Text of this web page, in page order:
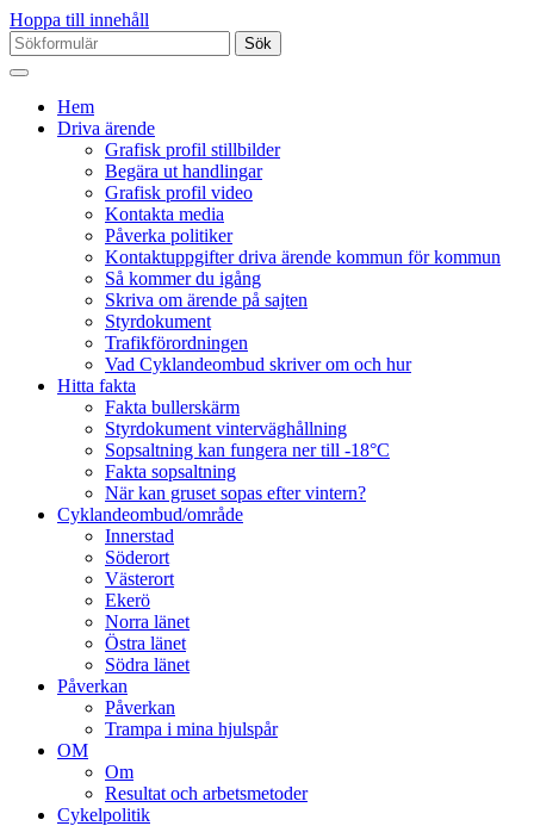
Hoppa till innehåll
Sök
efter:
Hem
Driva ärende
Grafisk profil stillbilder
Begära ut handlingar
Grafisk profil video
Kontakta media
Påverka politiker
Kontaktuppgifter driva ärende kommun för kommun
Så kommer du igång
Skriva om ärende på sajten
Styrdokument
Trafikförordningen
Vad Cyklandeombud skriver om och hur
Hitta fakta
Fakta bullerskärm
Styrdokument vinterväghållning
Sopsaltning kan fungera ner till -18°C
Fakta sopsaltning
När kan gruset sopas efter vintern?
Cyklandeombud/område
Innerstad
Söderort
Västerort
Ekerö
Norra länet
Östra länet
Södra länet
Påverkan
Påverkan
Trampa i mina hjulspår
OM
Om
Resultat och arbetsmetoder
Cykelpolitik